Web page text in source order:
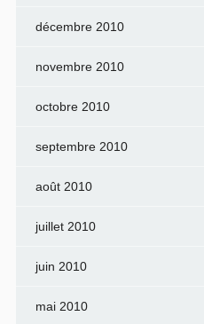
décembre 2010
novembre 2010
octobre 2010
septembre 2010
août 2010
juillet 2010
juin 2010
mai 2010